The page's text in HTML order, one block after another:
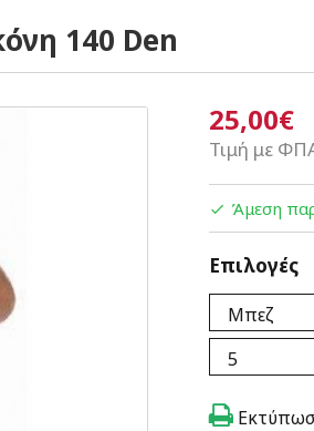
140 Den
25,00€
Τιμή με
Άμεση
Επιλογές